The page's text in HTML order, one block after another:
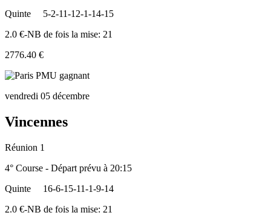
Quinte
5-2-11-12-1-14-15
2.0 €-NB de fois la mise: 21
2776.40 €
vendredi 05 décembre
Vincennes
Réunion 1
4° Course - Départ prévu à 20:15
Quinte
16-6-15-11-1-9-14
2.0 €-NB de fois la mise: 21